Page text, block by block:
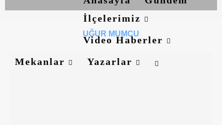
İlçelerimiz
Video Haberler
Mekanlar
Yazarlar
UĞUR MUMCU